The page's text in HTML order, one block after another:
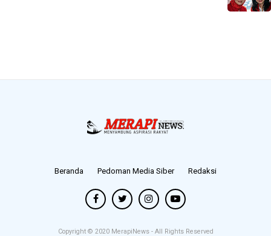
Beranda Pedoman Media Siber Redaksi
Copyright © 2020 MerapiNews - All Rights Reserved